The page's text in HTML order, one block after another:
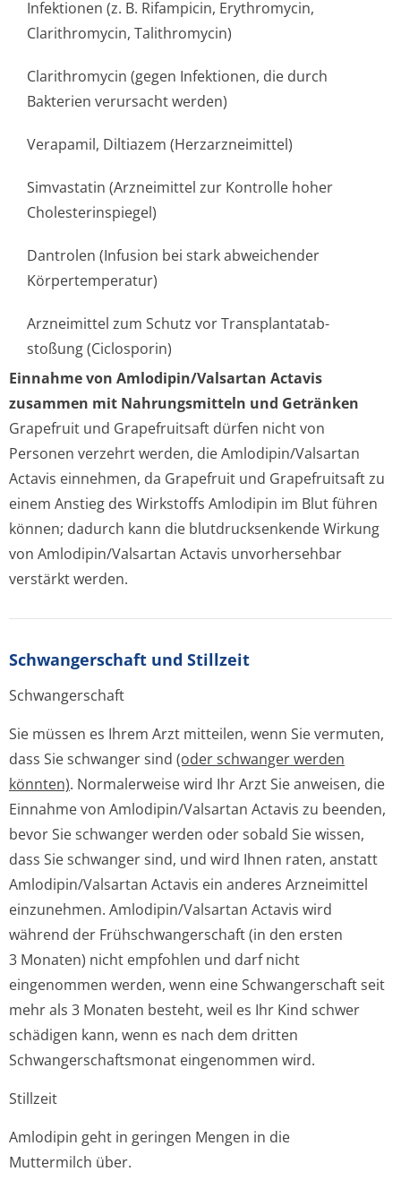
Infektionen (z. B. Rifampicin, Erythromycin,
Clarithromycin, Talithromycin)
Clarithromycin (gegen Infektionen, die durch
Bakterien verursacht werden)
Verapamil, Diltiazem (Herzarzneimittel)
Simvastatin (Arzneimittel zur Kontrolle hoher
Cholesterinspiegel)
Dantrolen (Infusion bei stark abweichender
Körpertemperatur)
Arzneimittel zum Schutz vor Transplantatab­
stoßung (Ciclosporin)
Einnahme von Amlodipin/Valsartan Actavis
zusammen mit Nahrungsmitteln und Getränken
Grapefruit und Grapefruitsaft dürfen nicht von
Personen verzehrt werden, die Amlodipin/Valsartan
Actavis einnehmen, da Grapefruit und Grapefruitsaft zu
einem Anstieg des Wirkstoffs Amlodipin im Blut führen
können; dadurch kann die blutdrucksenkende Wirkung
von Amlodipin/Valsartan Actavis unvorhersehbar
verstärkt werden.
Schwangerschaft und Stillzeit
Schwangerschaft
Sie müssen es Ihrem Arzt mitteilen, wenn Sie vermuten,
dass Sie schwanger sind (oder schwanger werden
könnten). Normalerweise wird Ihr Arzt Sie anweisen, die
Einnahme von Amlodipin/Valsartan Actavis zu beenden,
bevor Sie schwanger werden oder sobald Sie wissen,
dass Sie schwanger sind, und wird Ihnen raten, anstatt
Amlodipin/Valsartan Actavis ein anderes Arzneimittel
einzunehmen. Amlodipin/Valsartan Actavis wird
während der Frühschwangerschaft (in den ersten
3 Monaten) nicht empfohlen und darf nicht
eingenommen werden, wenn eine Schwangerschaft seit
mehr als 3 Monaten besteht, weil es Ihr Kind schwer
schädigen kann, wenn es nach dem dritten
Schwangerschaf­tsmonat eingenommen wird.
Stillzeit
Amlodipin geht in geringen Mengen in die
Muttermilch über.